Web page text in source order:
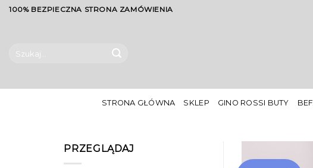
Skip100% BEZPIECZNA STRONA ZAMÓWIENIA
STRONA GŁÓWNA SKLEP GINO ROSSI BUTY
PRZEGLĄDAJ